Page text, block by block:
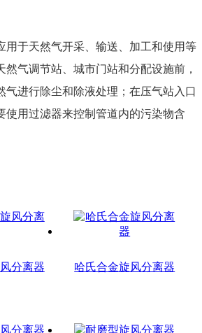
用于天然气开采、输送、加工和使用等
然气调节站、城市门站和分配设施前，
气进行除尘和除液处理；在压气站入口
使用过滤器来控制管道内的污染物含
分离器 哈氏合金旋风分离器